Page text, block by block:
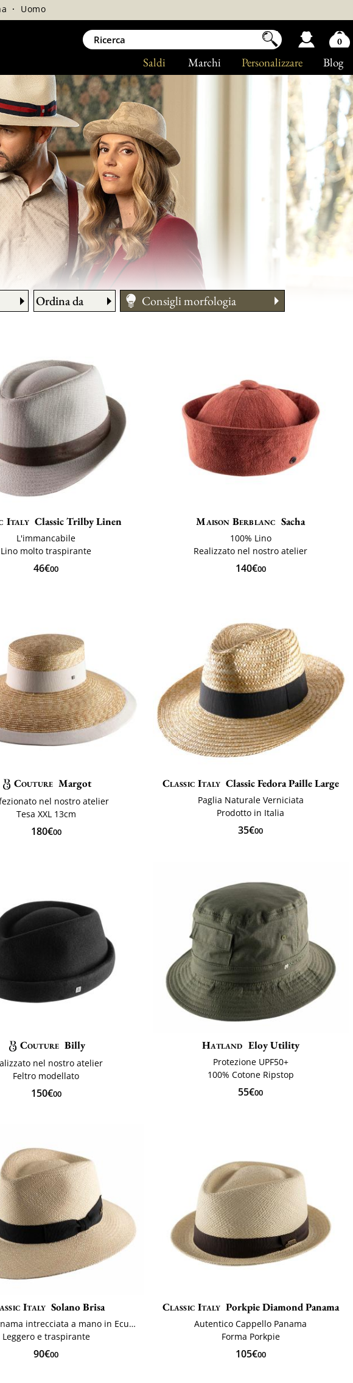
Blog
Personalizzare
Marchi
Saldi
· Uomo
Ordina da
Consigli morfologia
Taglia
Italy Classic Trilby Linen
L'immancabile
Lino molto traspirante
46€00
Maison Berblanc Sacha
100% Lino
Realizzato nel nostro atelier
140€00
Couture Margot
nel nostro atelier
Tesa XXL 13cm
180€00
Classic Italy Classic Fedora Paille Large
Paglia Naturale Verniciata
Prodotto in Italia
35€00
Couture Billy
nel nostro atelier
Feltro modellato
150€00
Hatland Eloy Utility
Protezione UPF50+
100% Cotone Ripstop
55€00
Italy Solano Brisa
Cappello Panama intrecciata a mano in Ecuador
Leggero e traspirante
90€00
Classic Italy Porkpie Diamond Panama
Autentico Cappello Panama
Forma Porkpie
105€00
0